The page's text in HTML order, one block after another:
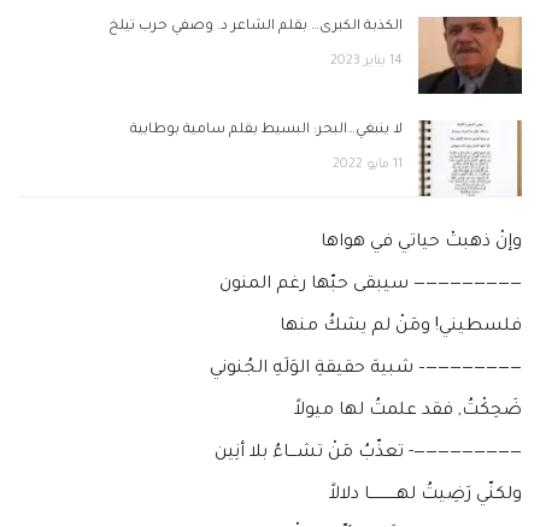
الكذبة الكبرى… بقلم الشاعر د. وصفي حرب تيلخ
14 يناير 2023
لا ينبغي…البحر: البسيط بقلم سامية بوطابية
11 مايو 2022
وإنْ ذهبتْ حياتي في هواها
————————— سيبقى حبّها رغم المنون
فلسطيني! ومَنْ لم يشكُ منها
————————– شبيهَ حقيقةِ الوَلَهِ الجُنوني
ضَحِكْتُ, فقد علمتُ لها ميولاً
—————————- تعذّبُ مَنْ تشـــاءُ بلا أنِين
ولكنّي رَضِيتُ لهـــــــــــا دلالاً